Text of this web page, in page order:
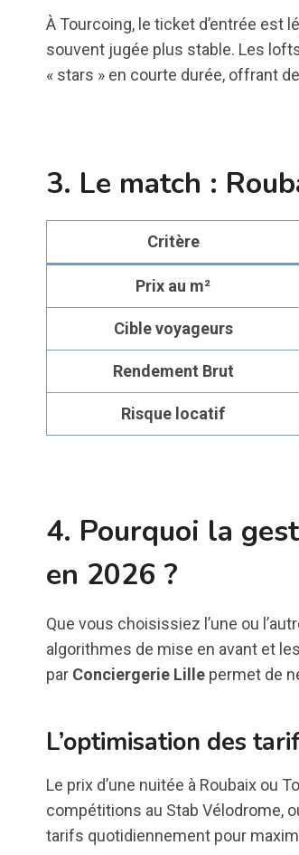
À Tourcoing, le ticket d’entrée est
souvent jugée plus stable. Les
« stars » en courte durée, offrant
3. Le match :
Critère
Prix au m²
Cible voyageurs
Rendement Brut
Risque locatif
4. Pourquoi la
en 2026 ?
Que vous choisissiez l’une ou
algorithmes de mise en avant et
par Conciergerie Lille permet de
L’optimisation des
Le prix d’une nuitée à Roubaix ou
compétitions au Stab Vélodrome,
tarifs quotidiennement pour